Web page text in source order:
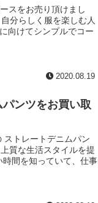
スをお売り頂けまし
分らしく服を楽しむ人
向けてシンプルでコー
2020.08.19
ンツをお買い取
ストレートデニムパン
質な生活スタイルを提
間を知っていて、仕事